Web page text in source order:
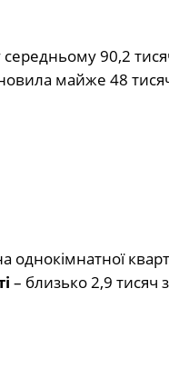
90,2
майже 48
однокімнатної
– близько 2,9 тисяч